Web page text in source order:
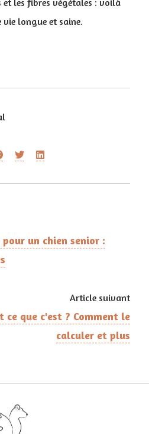
et les fibres végétales : voilà
longue et saine.
un chien senior :
Article suivant
ce que c'est ? Comment le
calculer et plus